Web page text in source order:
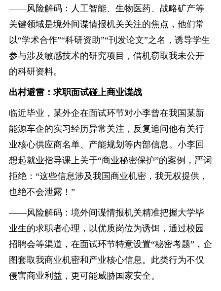
——风险解码：人工智能、生物医药、战略矿产等
关键领域是境外间谍情报机关关注的焦点，他们常
以“学术合作”“科研资助”“刊发论文”之名，诱导学生
参与涉及敏感技术的研究项目，借机窃取我未公开
的科研资料。
出村避雷：求职面试碰上商业谍战
临近毕业，某外企在面试环节对小李曾在我国某新
能源车企的实习经历异常关注，反复追问他有关行
业核心供应商名单、产能规划等内部信息。小李回
想起就业指导课上关于“商业秘密保护”的案例，严词
拒绝：“这些信息涉及我国商业机密，我无权提供，
也绝不会泄露！”
——风险解码：境外间谍情报机关精准把握大学毕
业生的求职者心理，以优质岗位为诱饵，通过校园
招聘会等渠道，在面试环节特意设置“秘密考题”，企
图套取我商业机密和产业核心信息。此类行为不仅
侵害商业利益，更可能威胁国家安全。